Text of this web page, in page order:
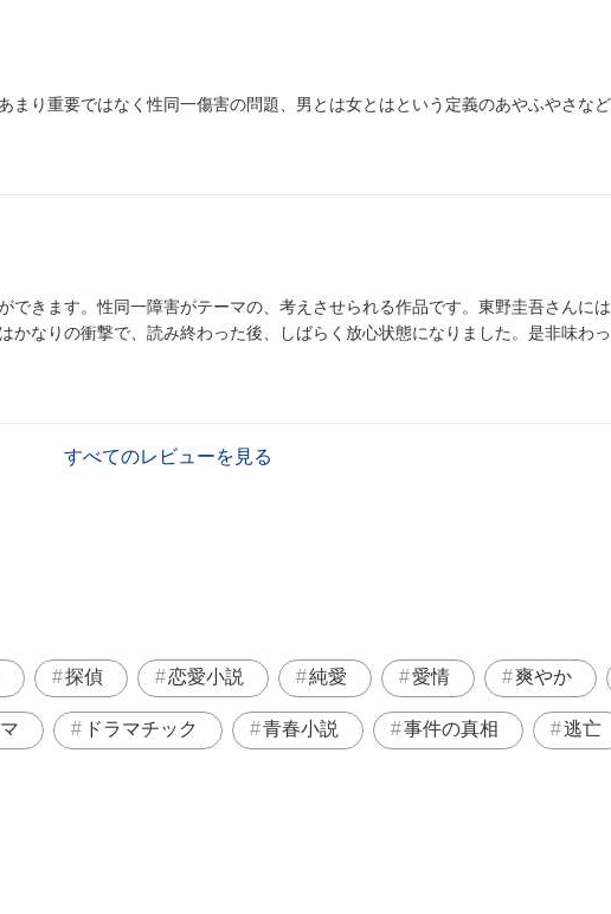
り重要ではなく性同一傷害の問題、男とは女とはという定義のあやふやさな
きます。性同一障害がテーマの、考えさせられる作品です。東野圭吾さんには
かなりの衝撃で、読み終わった後、しばらく放心状態になりました。是非味わ
すべてのレビューを見る
探偵 恋愛小説 純愛 愛情 爽やか
ドラマチック 青春小説 事件の真相 逃亡